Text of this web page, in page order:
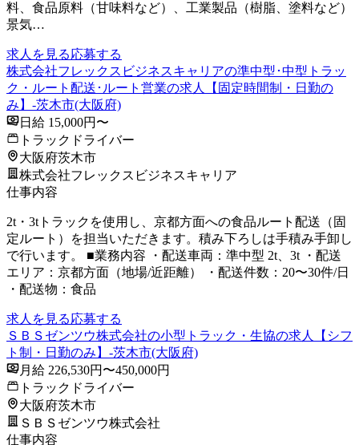
料、食品原料（甘味料など）、工業製品（樹脂、塗料など）
景気…
求人を見る応募する
株式会社フレックスビジネスキャリアの準中型･中型トラッ
ク・ルート配送･ルート営業の求人【固定時間制・日勤の
み】-茨木市(大阪府)
日給 15,000円〜
トラックドライバー
大阪府茨木市
株式会社フレックスビジネスキャリア
仕事内容
2t・3tトラックを使用し、京都方面への食品ルート配送（固
定ルート）を担当いただきます。積み下ろしは手積み手卸し
で行います。 ■業務内容 ・配送車両：準中型 2t、3t ・配送
エリア：京都方面（地場/近距離） ・配送件数：20〜30件/日
・配送物：食品
求人を見る応募する
ＳＢＳゼンツウ株式会社の小型トラック・生協の求人【シフ
ト制・日勤のみ】-茨木市(大阪府)
月給 226,530円〜450,000円
トラックドライバー
大阪府茨木市
ＳＢＳゼンツウ株式会社
仕事内容